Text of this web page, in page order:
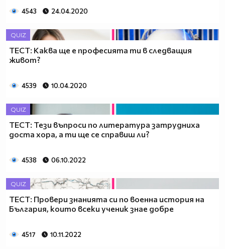
4543 24.04.2020
QUIZ
ТЕСТ: Каква ще е професията ти в следващия
живот?
4539 10.04.2020
QUIZ
ТЕСТ: Тези въпроси по литература затрудниха
доста хора, а ти ще се справиш ли?
4538 06.10.2022
QUIZ
ТЕСТ: Провери знанията си по военна история на
България, които всеки ученик знае добре
4517 10.11.2022